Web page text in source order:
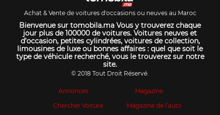
Achat & Vente de voitures d'occasions ou neuves au Maroc
Bienvenue sur tomobila.ma Vous y trouverez chaque
jour plus de 100000 de voitures. Voitures neuves et
d’occasion, petites cylindrées, voitures de collection,
limousines de luxe ou bonnes affaires : quel que soit le
type de véhicule recherché, vous le trouverez sur notre
site.
© 2018 Tout Droit Réservé.
Annonces
Chercher Voiture
Magazine
Magazine de l’auto